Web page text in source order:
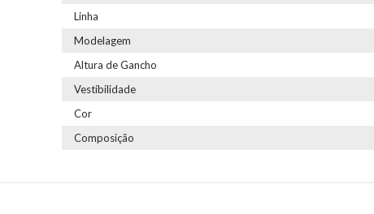
Linha
Modelagem
Altura de Gancho
Vestibilidade
Cor
Composição